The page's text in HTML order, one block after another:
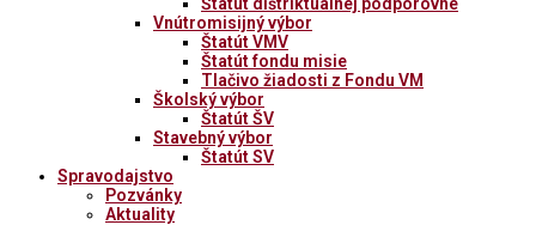
Vnútromisijný výbor
Štatút VMV
Štatút fondu misie
Tlačivo žiadosti z Fondu VM
Školský výbor
Štatút ŠV
Stavebný výbor
Štatút SV
Spravodajstvo
Pozvánky
Aktuality